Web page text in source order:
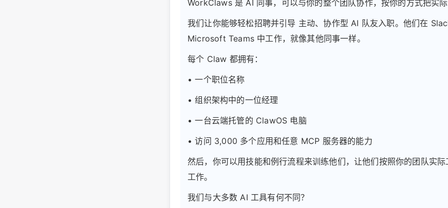
WorkClaws 是 AI 同事，可以与你的整个团队协作，按你的方式把实际
我们让你能够轻松招聘并引导 主动、协作型 AI 队友入职。他们在
Microsoft Teams 中工作，就像其他同事一样。
每个 Claw 都拥有：
• 一个职位名称
• 组织架构中的一位经理
• 一台云端托管的 ClawOS 电脑
• 访问 3,000 多个应用和任意 MCP 服务器的能力
然后，你可以用技能和例行流程来训练他们，让他们按照你的团队实
工作。
我们与大多数 AI 工具有何不同？